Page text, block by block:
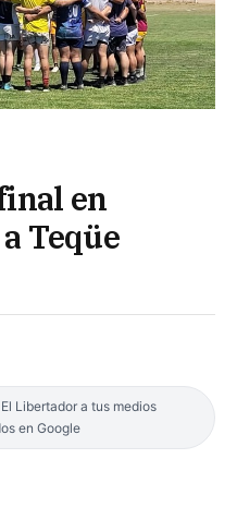
en
Teqüe
Libertador a tus medios
en Google